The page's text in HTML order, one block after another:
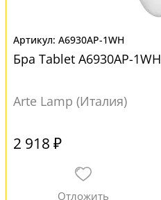
A6930AP-1WH
Бра Tablet A6930AP-
Arte Lamp (Италия)
2 918 ₽